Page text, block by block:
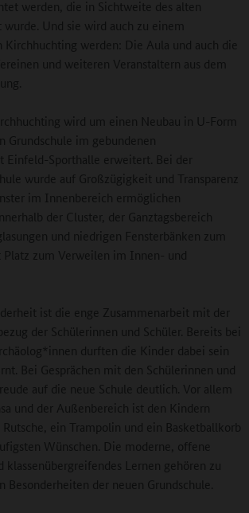
werden, die in Sichtweite des alten
wurde. Und sie wird auch zu einem
Kirchhuchting werden: Die Aula und auch die
und weiteren Veranstaltern aus dem
wird um einen Neubau in U-Form
Grundschule im gebundenen
Einfeld-Sporthalle erweitert. Bei der
wurde auf Großzügigkeit und Transparenz
im Innenbereich ermöglichen
der Cluster, der Ganztagsbereich
und niedrigen Fensterbänken zum
Platz zum Verweilen im Innen- und
ist die enge Zusammenarbeit mit der
der Schülerinnen und Schüler. Bereits bei
durften die Kinder dabei sein
Bei Gesprächen mit den Schülerinnen und
auf die neue Schule deutlich. Vor allem
und der Außenbereich ist den Kindern
ein Trampolin und ein Basketballkorb
Wünschen. Die moderne, offene
klassenübergreifendes Lernen gehören zu
Besonderheiten der neuen Grundschule.